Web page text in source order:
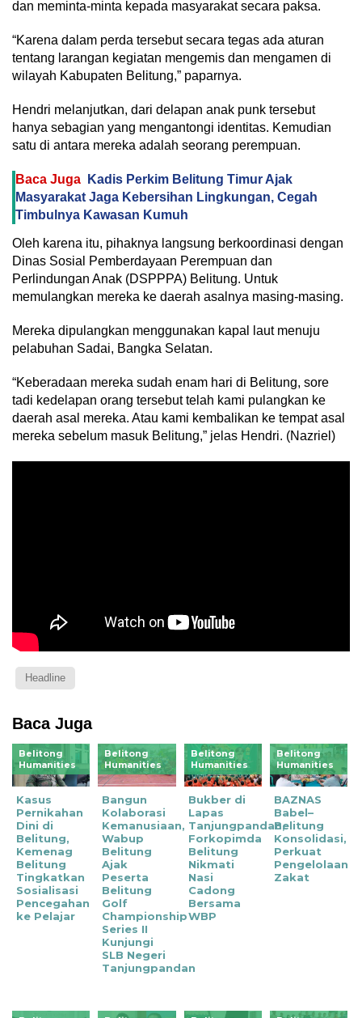
dan meminta-minta kepada masyarakat secara paksa.
“Karena dalam perda tersebut secara tegas ada aturan
tentang larangan kegiatan mengemis dan mengamen di
wilayah Kabupaten Belitung,” paparnya.
Hendri melanjutkan, dari delapan anak punk tersebut
hanya sebagian yang mengantongi identitas. Kemudian
satu di antara mereka adalah seorang perempuan.
Baca Juga
Kadis Perkim Belitung Timur Ajak
Masyarakat Jaga Kebersihan Lingkungan, Cegah
Timbulnya Kawasan Kumuh
Oleh karena itu, pihaknya langsung berkoordinasi dengan
Dinas Sosial Pemberdayaan Perempuan dan
Perlindungan Anak (DSPPPA) Belitung. Untuk
memulangkan mereka ke daerah asalnya masing-masing.
Mereka dipulangkan menggunakan kapal laut menuju
pelabuhan Sadai, Bangka Selatan.
“Keberadaan mereka sudah enam hari di Belitung, sore
tadi kedelapan orang tersebut telah kami pulangkan ke
daerah asal mereka. Atau kami kembalikan ke tempat asal
mereka sebelum masuk Belitung,” jelas Hendri. (Nazriel)
Headline
Baca Juga
Belitong
Humanities
Kasus
Pernikahan
Dini di
Belitung,
Kemenag
Belitung
Tingkatkan
Sosialisasi
Pencegahan
ke Pelajar
Belitong
Humanities
Bangun
Kolaborasi
Kemanusiaan,
Wabup
Belitung
Ajak
Peserta
Belitung
Golf
Championship
Series II
Kunjungi
SLB Negeri
Tanjungpandan
Belitong
Humanities
Bukber di
Lapas
Tanjungpandan,
Forkopimda
Belitung
Nikmati
Nasi
Cadong
Bersama
WBP
Belitong
Humanities
BAZNAS
Babel–
Belitung
Konsolidasi,
Perkuat
Pengelolaan
Zakat